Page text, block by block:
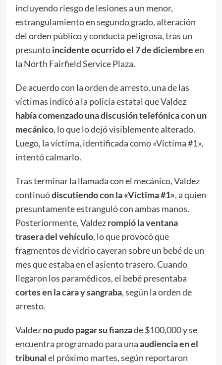
incluyendo riesgo de lesiones a un menor,
estrangulamiento en segundo grado, alteración
del orden público y conducta peligrosa, tras un
presuntoincidente ocurrido el 7 de diciembreen
la North Fairfield Service Plaza.
De acuerdo con la orden de arresto, una de las
víctimas indicó a la policía estatal que Valdez
había comenzado una discusión telefónicacon un
mecánico, lo que lo dejó visiblemente alterado.
Luego, la víctima, identificada como «Víctima #1»,
intentó calmarlo.
Tras terminar la llamada con el mecánico, Valdez
continuódiscutiendo con la «Víctima #1», a quien
presuntamente estranguló con ambas manos.
Posteriormente, Valdezrompió la ventana
trasera del vehículo, lo que provocó que
fragmentos de vidrio cayeran sobre un bebé de un
mes que estaba en el asiento trasero. Cuando
llegaron los paramédicos, el bebé presentaba
cortes en la cara y sangraba, según la orden de
arresto.
Valdezno pudo pagar su fianzade $100,000 y se
encuentra programado para unaaudiencia en el
tribunalel próximo martes, según reportaron